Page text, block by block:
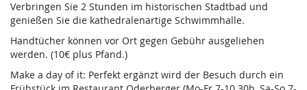
Verbringen Sie 2 Stunden im historischen Stadtbad und
genießen Sie die kathedralenartige Schwimmhalle.
Handtücher können vor Ort gegen Gebühr ausgeliehen
werden. (10€ plus Pfand.)
Make a day of it: Perfekt ergänzt wird der Besuch durch ein